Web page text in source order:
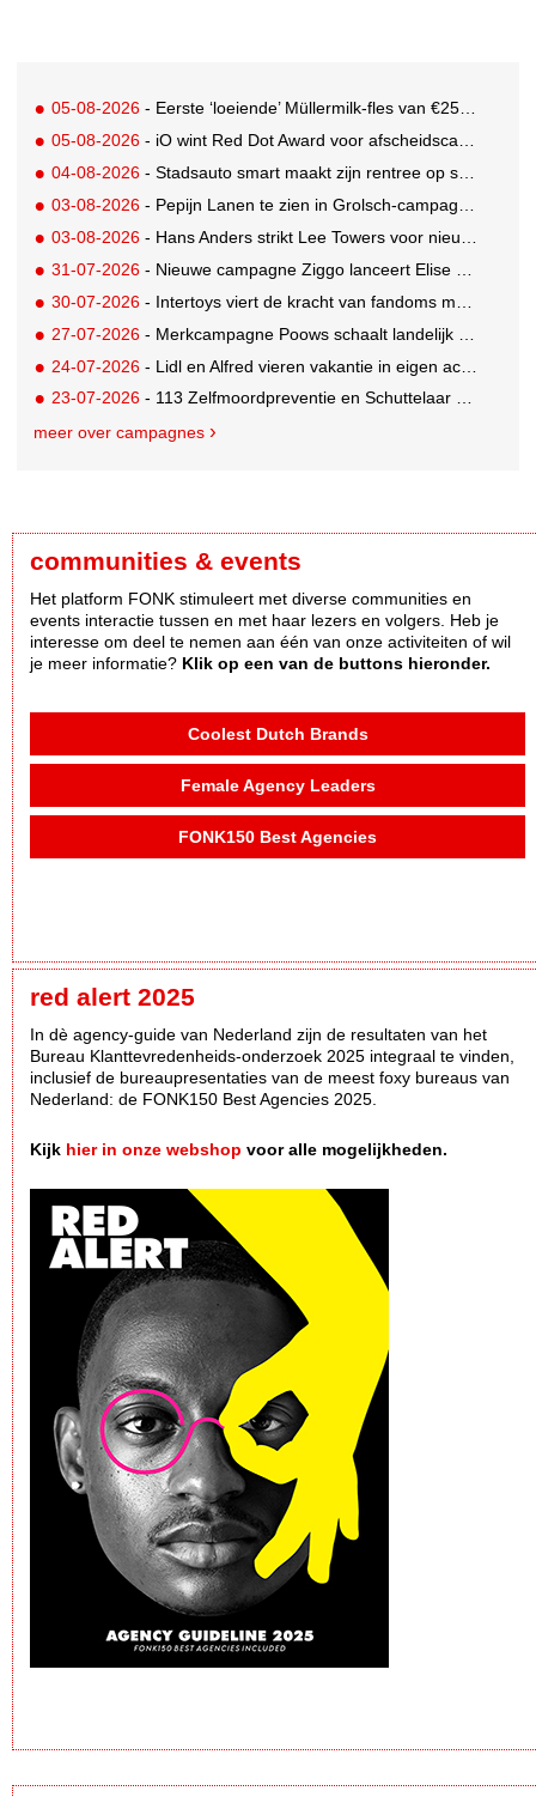
05-08-2026 - Eerste ‘loeiende’ Müllermilk-fles van €25.000,- gevonden
05-08-2026 - iO wint Red Dot Award voor afscheidscampagne Peter Houtman bij Feyenoord
04-08-2026 - Stadsauto smart maakt zijn rentree op straat met een wereldwijde muurschilderingcampagne
03-08-2026 - Pepijn Lanen te zien in Grolsch-campagne voor nieuwe Grolsch CAL
03-08-2026 - Hans Anders strikt Lee Towers voor nieuwe campagne
31-07-2026 - Nieuwe campagne Ziggo lanceert Elise Schaap als expert over de Nederlandse voetbalbeleving
30-07-2026 - Intertoys viert de kracht van fandoms met nieuwe social media campagne rondom Olivia Rodrigo
27-07-2026 - Merkcampagne Poows schaalt landelijk op met gerichte Out of Home strategie
24-07-2026 - Lidl en Alfred vieren vakantie in eigen achtertuin
23-07-2026 - 113 Zelfmoordpreventie en Schuttelaar & Partners richten bewustwordingscampagne op mannen
meer over campagnes
communities & events
Het platform FONK stimuleert met diverse communities en
events interactie tussen en met haar lezers en volgers. Heb je
interesse om deel te nemen aan één van onze activiteiten of wil
je meer informatie? Klik op een van de buttons hieronder.
Coolest Dutch Brands
Female Agency Leaders
FONK150 Best Agencies
red alert 2025
In dè agency-guide van Nederland zijn de resultaten van het
Bureau Klanttevredenheids-onderzoek 2025 integraal te vinden,
inclusief de bureaupresentaties van de meest foxy bureaus van
Nederland: de FONK150 Best Agencies 2025.
Kijk hier in onze webshop voor alle mogelijkheden.